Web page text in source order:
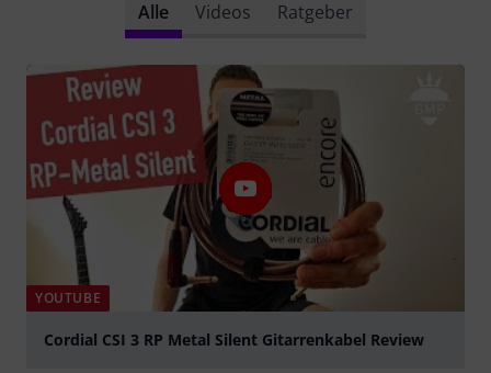
Alle Videos Ratgeber
YOUTUBE
Cordial CSI 3 RP Metal Silent Gitarrenkabel Review